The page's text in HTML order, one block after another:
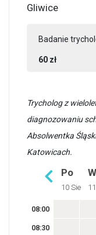
Gliwice
Badanie
60 zł
Trycholog z
diagnozowaniu
Absolwentka
Katowicach.
Po
10 Sie
08:00
08:30